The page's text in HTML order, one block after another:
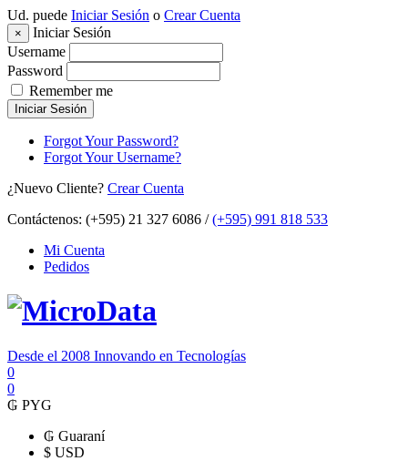
Ud. puede Iniciar Sesión o Crear Cuenta
×
Iniciar Sesión
Username
Password
Remember me
Iniciar Sesión
Forgot Your Password?
Forgot Your Username?
¿Nuevo Cliente? Crear Cuenta
Contáctenos: (+595) 21 327 6086 /(+595) 991 818 533
Mi Cuenta
Pedidos
Desde el 2008 Innovando en Tecnologías
0
0
₲ PYG
₲ Guaraní
$ USD